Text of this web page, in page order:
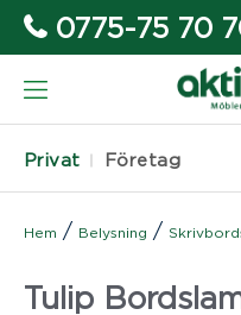
0775-75 70
Privat Företag
Hem / Belysning /
Tulip